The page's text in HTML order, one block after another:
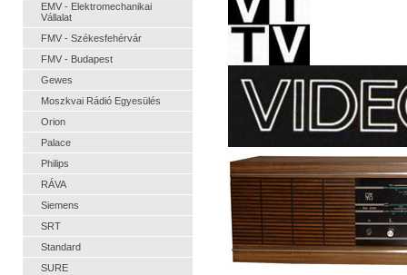
EMV - Elektromechanikai
Vállalat
FMV - Székesfehérvár
FMV - Budapest
Gewes
Moszkvai Rádió Egyesülés
Orion
Palace
Philips
RÁVA
Siemens
SRT
Standard
SURE